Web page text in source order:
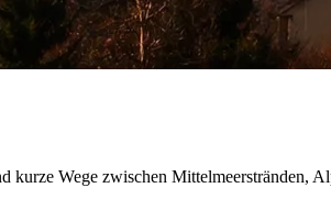
Wege zwischen Mittelmeerstränden,